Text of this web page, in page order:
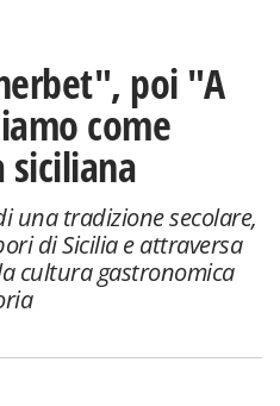
poi "A
come
siciliana
una tradizione secolare,
di Sicilia e attraversa
cultura gastronomica